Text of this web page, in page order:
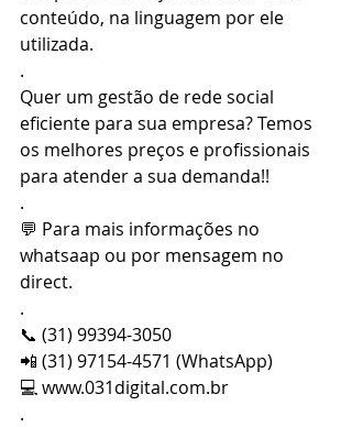
conteúdo, na linguagem por ele
utilizada.
.
Quer um gestão de rede social
eficiente para sua empresa? Temos
os melhores preços e profissionais
para atender a sua demanda!!
.
💬 Para mais informações no
whatsaap ou por mensagem no
direct.
.
📞 (31) 99394-3050
📲 (31) 97154-4571 (WhatsApp)
💻 www.031digital.com.br
.